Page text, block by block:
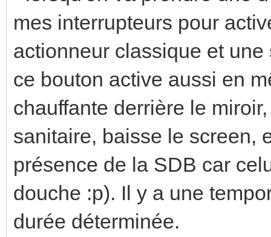
mes interrupteurs pour
actionneur classique et
ce bouton active aussi en
chauffante derrière le
sanitaire, baisse le screen,
présence de la SDB car
douche :p). Il y a une
durée déterminée.